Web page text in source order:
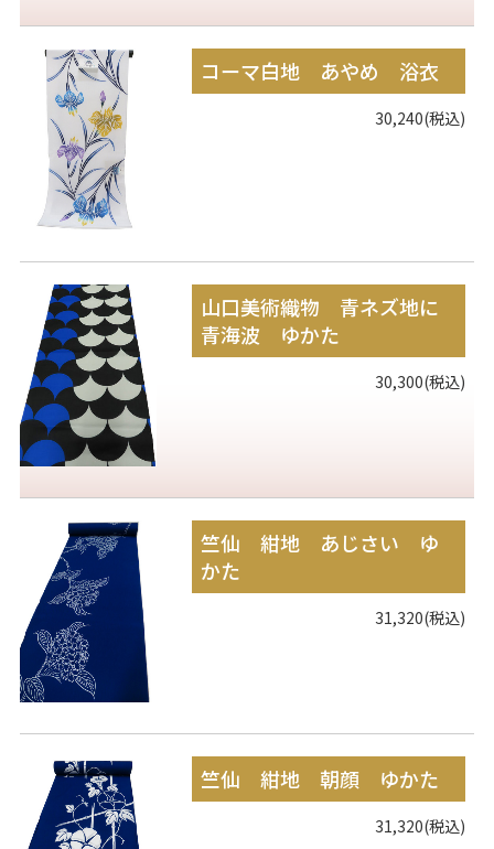
コーマ白地 あやめ 浴衣
30,240(税込)
山口美術織物 青ネズ地に
青海波 ゆかた
30,300(税込)
竺仙 紺地 あじさい ゆ
かた
31,320(税込)
竺仙 紺地 朝顔 ゆかた
31,320(税込)